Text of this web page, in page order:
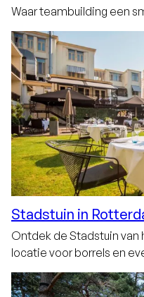
Waar teambuilding een
Stadstuin in
Ontdek de Stadstuin
locatie voor borrels en